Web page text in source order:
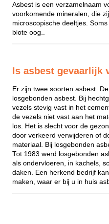
Asbest is een verzamelnaam
voorkomende mineralen, die
microscopische deeltjes.
blote oog..
Is asbest gevaarlijk
Er zijn twee soorten asbest.
losgebonden asbest. Bij
vezels stevig vast in het
de vezels niet vast aan het
los. Het is slecht voor de
door verkeerd verwijderen of
materiaal. Bij losgebonden
Tot 1983 werd losgebonden
als ondervloeren, in kachels,
daken. Een herkend bedrijf
maken, waar er bij u in huis